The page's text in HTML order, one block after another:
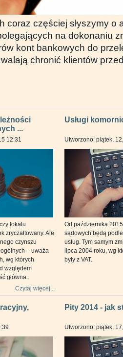
coraz częściej słyszymy o
na dokonaniu
kont bankowych do
chronić klientów
...
12:31
lokalu
zryczałtowany. Ale
czynszu
– uważa
wg których
względem
główna.
Czytaj więcej...
Usługi
Utworzono: piątek,
Od października
sądowych będą
usług. Tym samym
lipca 2004 roku, wg
były z VAT.
Pity 2014 - jak
Utworzono: piątek,